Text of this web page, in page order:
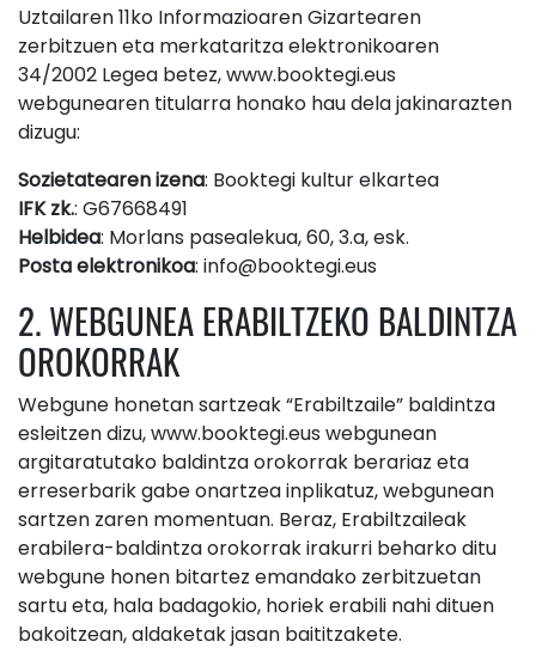
Uztailaren 11ko Informazioaren Gizartearen
zerbitzuen eta merkataritza elektronikoaren
34/2002 Legea betez, www.booktegi.eus
webgunearen titularra honako hau dela jakinarazten
dizugu:
Sozietatearen izena: Booktegi kultur elkartea
IFK zk.: G67668491
Helbidea: Morlans pasealekua, 60, 3.a, esk.
Posta elektronikoa: info@booktegi.eus
2. WEBGUNEA ERABILTZEKO BALDINTZA
OROKORRAK
Webgune honetan sartzeak “Erabiltzaile” baldintza
esleitzen dizu, www.booktegi.eus webgunean
argitaratutako baldintza orokorrak berariaz eta
erreserbarik gabe onartzea inplikatuz, webgunean
sartzen zaren momentuan. Beraz, Erabiltzaileak
erabilera-baldintza orokorrak irakurri beharko ditu
webgune honen bitartez emandako zerbitzuetan
sartu eta, hala badagokio, horiek erabili nahi dituen
bakoitzean, aldaketak jasan baititzakete.